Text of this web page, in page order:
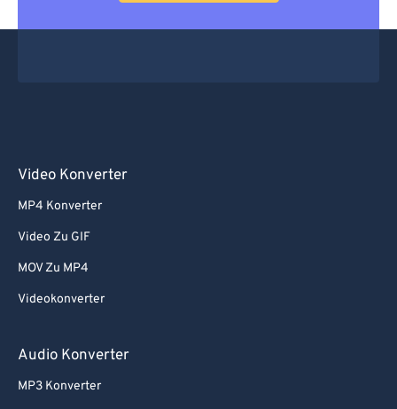
Video Konverter
MP4 Konverter
Video Zu GIF
MOV Zu MP4
Videokonverter
Audio Konverter
MP3 Konverter